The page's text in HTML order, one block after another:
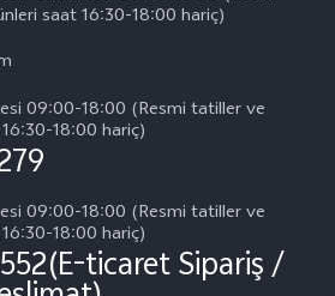
Beyanı
saat 16:30-18:00 hariç)
09:00-18:00 (Resmi tatiller ve
18:00 hariç)
09:00-18:00 (Resmi tatiller ve
18:00 hariç)
ticaret Sipariş /